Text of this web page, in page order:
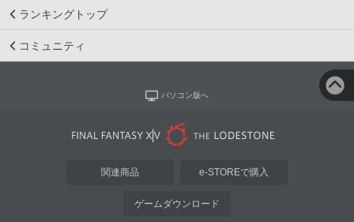
ランキングトップ
コミュニティ
パソコン版へ
関連商品 e-STOREで購入
ゲームダウンロード